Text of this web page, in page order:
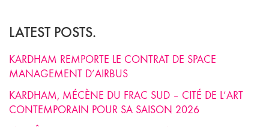
LATEST POSTS.
KARDHAM REMPORTE LE CONTRAT DE SPACE
MANAGEMENT D’AIRBUS
KARDHAM, MÉCÈNE DU FRAC SUD – CITÉ DE L’ART
CONTEMPORAIN POUR SA SAISON 2026